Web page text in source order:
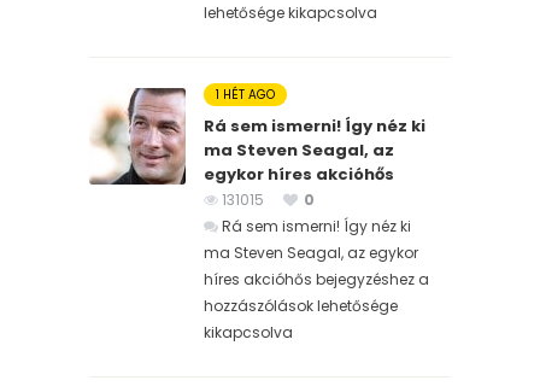
lehetősége kikapcsolva
1 HÉT AGO
Rá sem ismerni! Így néz ki
ma Steven Seagal, az
egykor híres akcióhős
131015
0
Rá sem ismerni! Így néz ki
ma Steven Seagal, az egykor
híres akcióhős bejegyzéshez a
hozzászólások lehetősége
kikapcsolva